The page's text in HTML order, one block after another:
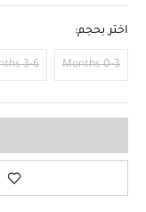
اختر بحجم:
0-3 Months
3-6 Months